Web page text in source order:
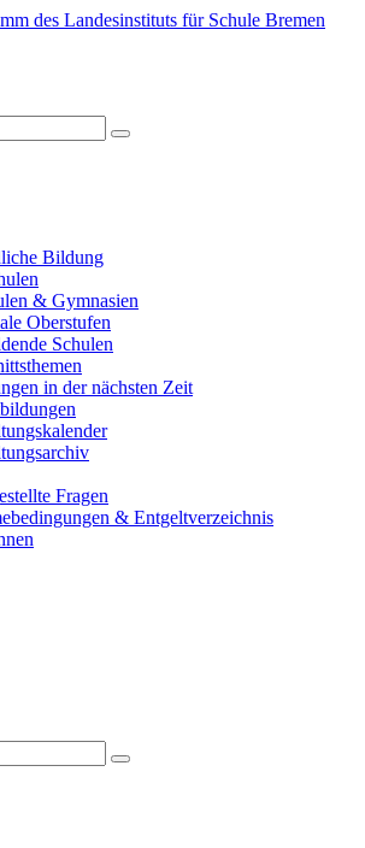
Bildung
& Gymnasien
Oberstufen
Schulen
in der nächsten Zeit
Fragen
& Entgeltverzeichnis